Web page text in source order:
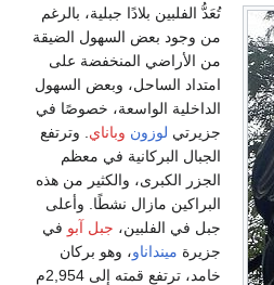
تُعَدُّ الفلبين بلادًا جبلية، بالرغم
من وجود بعض السهول الضيقة
من الأراضي المنخفضة على
امتداد الساحل، وبعض السهول
الداخلية الواسعة، خصوصًا في
جزيرتي لوزون وباناي . وترتفع
الجبال البركانية في معظم
الجزر الكبرى، والكثير من هذه
البراكين مازال نشطًا. وأعلى
جبل في الفلبين، جبل آبو في
جزيرة مينداناو، وهو بركان
خامد، ترتفع قمته إلى 2,954م